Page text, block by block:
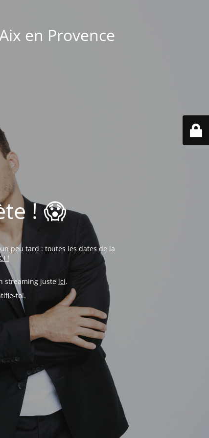
en Provence
! 😱
peu tard : toutes les dates de la
!
streaming juste ici.
toi.